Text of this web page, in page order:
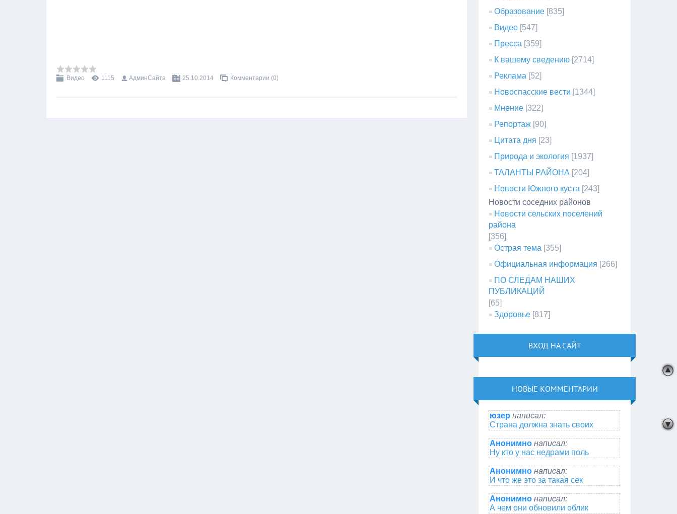
Видео 1115 АдминСайта 25.10.2014 Комментарии (0)
Образование [835]
Видео [547]
Пресса [359]
К вашему сведению [2714]
Реклама [52]
Новоспасские вести [1344]
Мнение [322]
Репортаж [90]
Цитата дня [23]
Природа и экология [1937]
ТАЛАНТЫ РАЙОНА [204]
Новости Южного куста [243]
Новости соседних районов
Новости сельских поселений
района
[356]
Острая тема [355]
Официальная информация [266]
ПО СЛЕДАМ НАШИХ
ПУБЛИКАЦИЙ
[65]
Здоровье [817]
ВХОД НА САЙТ
НОВЫЕ КОММЕНТАРИИ
юзер написал:
Страна должна знать своих
Анонимно написал:
Ну кто у нас недрами поль
Анонимно написал:
И что же это за такая сек
Анонимно написал:
А чем они обновили облик